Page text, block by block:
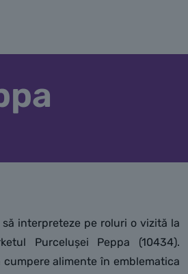
interpreteze pe roluri o vizită la
Purcelușei Peppa (10434).
alimente în emblematica